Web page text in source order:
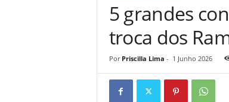
5 grandes
troca dos
Por Priscilla Lima - 1 Junho 2026